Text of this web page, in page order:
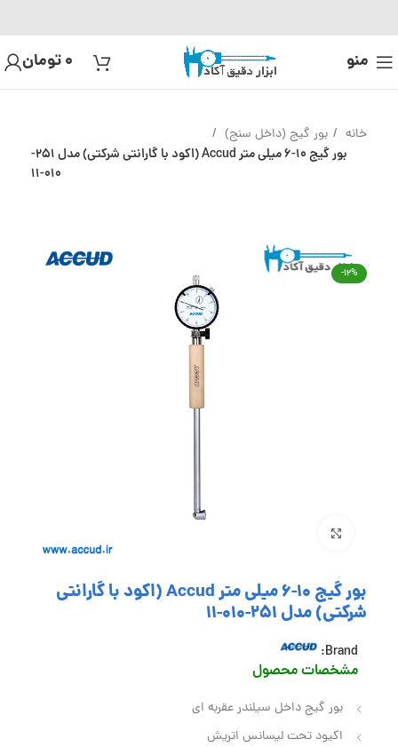
منو 0تومان
خانه بور گیج (داخل سنج)
بور گیج 10-6 میلی متر Accud (اکود با گارانتی شرکتی) مدل 251-
010-11
-12%
بور گیج 10-6 میلی متر Accud (اکود با گارانتی
شرکتی) مدل 251-010-11
Brand:
مشخصات محصول
بور گیج داخل سیلندر عقربه ای
اکیود تحت لیسانس اتریش